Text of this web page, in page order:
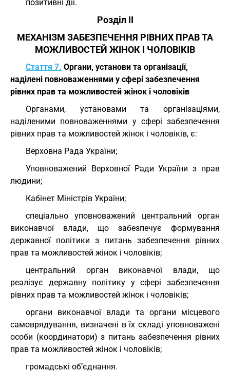
позитивні дії.
Розділ II
МЕХАНІЗМ ЗАБЕЗПЕЧЕННЯ РІВНИХ ПРАВ ТА
МОЖЛИВОСТЕЙ ЖІНОК І ЧОЛОВІКІВ
Стаття 7. Органи, установи та організації,
наділені повноваженнями у сфері забезпечення
рівних прав та можливостей жінок і чоловіків
Органами, установами та організаціями,
наділеними повноваженнями у сфері забезпечення
рівних прав та можливостей жінок і чоловіків, є:
Верховна Рада України;
Уповноважений Верховної Ради України з прав
людини;
Кабінет Міністрів України;
спеціально уповноважений центральний орган
виконавчої влади, що забезпечує формування
державної політики з питань забезпечення рівних
прав та можливостей жінок і чоловіків;
центральний орган виконавчої влади, що
реалізує державну політику у сфері забезпечення
рівних прав та можливостей жінок і чоловіків;
органи виконавчої влади та органи місцевого
самоврядування, визначені в їх складі уповноважені
особи (координатори) з питань забезпечення рівних
прав та можливостей жінок і чоловіків;
громадські об’єднання.